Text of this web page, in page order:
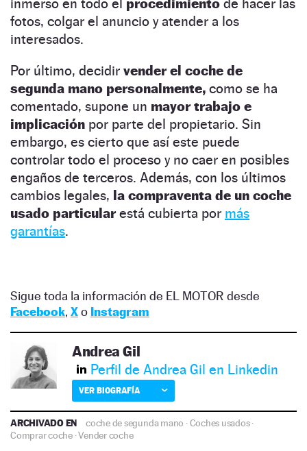
fotos, colgar el anuncio y atender a los
interesados.
Por último, decidir vender el coche de
segunda mano personalmente, como se ha
comentado, supone un mayor trabajo e
implicación por parte del propietario. Sin
embargo, es cierto que así este puede
controlar todo el proceso y no caer en posibles
engaños de terceros. Además, con los últimos
cambios legales, la compraventa de un coche
usado particularestá cubierta por más
garantías.
Sigue toda la información de EL MOTOR desde
Facebook, Xo Instagram
Andrea Gil
Perfil de Andrea Gil en Linkedin
VER BIOGRAFÍA
ARCHIVADO EN coche de segunda mano ·Coches usados·
Comprar coche ·Vender coche